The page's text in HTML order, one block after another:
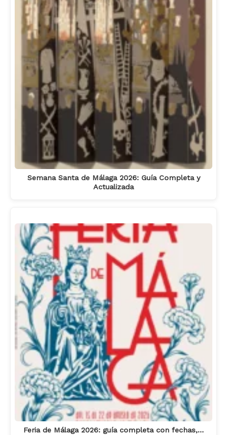
Semana Santa de Málaga 2026: Guía Completa y
Actualizada
Feria de Málaga 2026: guía completa con fechas,…